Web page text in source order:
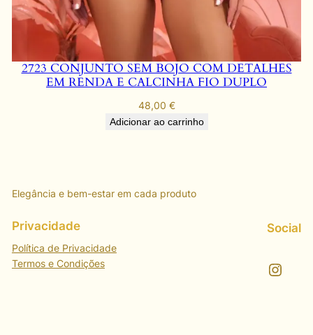
2723 CONJUNTO SEM BOJO COM DETALHES
EM RENDA E CALCINHA FIO DUPLO
48,00 €
Adicionar ao carrinho
Elegância e bem-estar em cada produto
Privacidade
Política de Privacidade
Termos e Condições
Social
Instagram